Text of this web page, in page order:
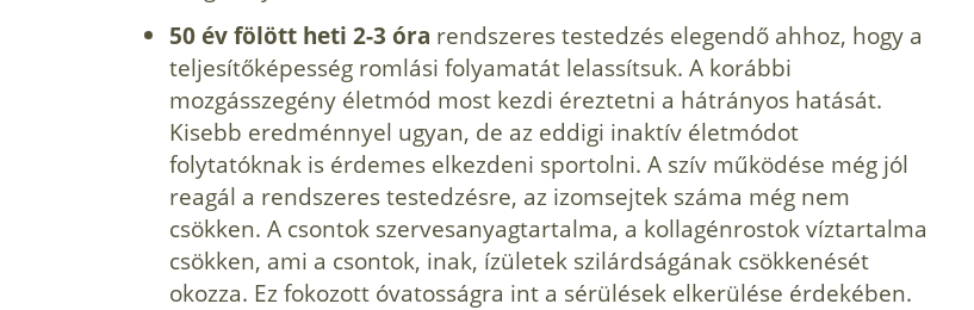
50 év fölött heti 2-3 óra rendszeres testedzés elegendő ahhoz, hogy a
teljesítőképesség romlási folyamatát lelassítsuk. A korábbi
mozgásszegény életmód most kezdi éreztetni a hátrányos hatását.
Kisebb eredménnyel ugyan, de az eddigi inaktív életmódot
folytatóknak is érdemes elkezdeni sportolni. A szív működése még jól
reagál a rendszeres testedzésre, az izomsejtek száma még nem
csökken. A csontok szervesanyagtartalma, a kollagénrostok víztartalma
csökken, ami a csontok, inak, ízületek szilárdságának csökkenését
okozza. Ez fokozott óvatosságra int a sérülések elkerülése érdekében.